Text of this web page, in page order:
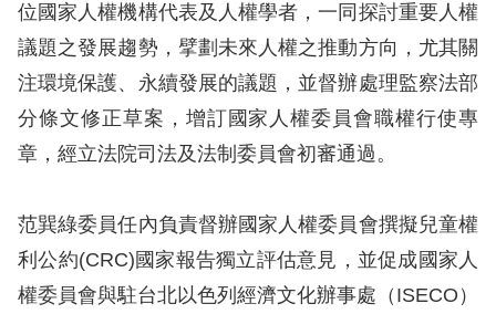
無
礙
快
捷
請
選
位國家人權機構代表及人權學者，一同探討重要人權
議題之發展趨勢，擘劃未來人權之推動方向，尤其關
注環境保護、永續發展的議題，並督辦處理監察法部
分條文修正草案，增訂國家人權委員會職權行使專
章，經立法院司法及法制委員會初審通過。
范巽綠委員任內負責督辦國家人權委員會撰擬兒童權
利公約(CRC)國家報告獨立評估意見，並促成國家人
權委員會與駐台北以色列經濟文化辦事處（ISECO）